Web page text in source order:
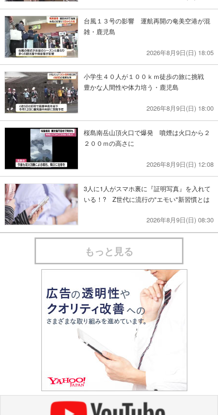
台風１３号の影響 運航再開の奄美空港が混
雑・鹿児島
2026年8月9日(日) 18:05
小学生４０人が１００ｋｍ徒歩の旅に挑戦
豊かな人間性や体力培う・鹿児島
2026年8月9日(日) 18:00
桜島南岳山頂火口で爆発 噴煙は火口から２
２００ｍの高さに
2026年8月9日(日) 12:08
3人に1人がスマホ裏に『証明写真』を入れて
いる！? Z世代に流行の"エモい"新習慣とは
2026年8月9日(日) 08:30
もっと見る